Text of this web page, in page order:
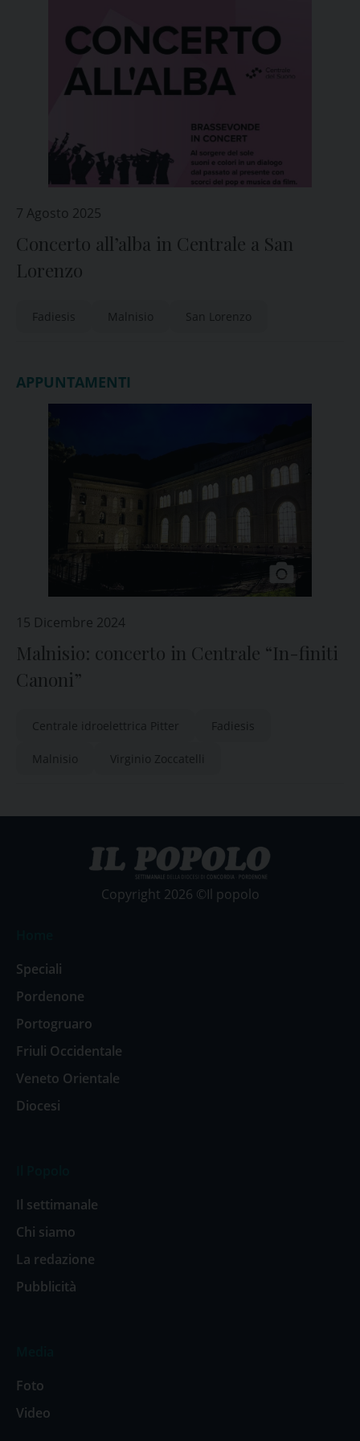
7 Agosto 2025
Concerto all’alba in Centrale a San
Lorenzo
Fadiesis Malnisio San Lorenzo
APPUNTAMENTI
15 Dicembre 2024
Malnisio: concerto in Centrale “In-finiti
Canoni”
Centrale idroelettrica Pitter Fadiesis
Malnisio Virginio Zoccatelli
Copyright 2026 ©Il popolo
Speciali
Pordenone
Portogruaro
Friuli Occidentale
Veneto Orientale
Diocesi
Il settimanale
Chi siamo
La redazione
Pubblicità
Foto
Video